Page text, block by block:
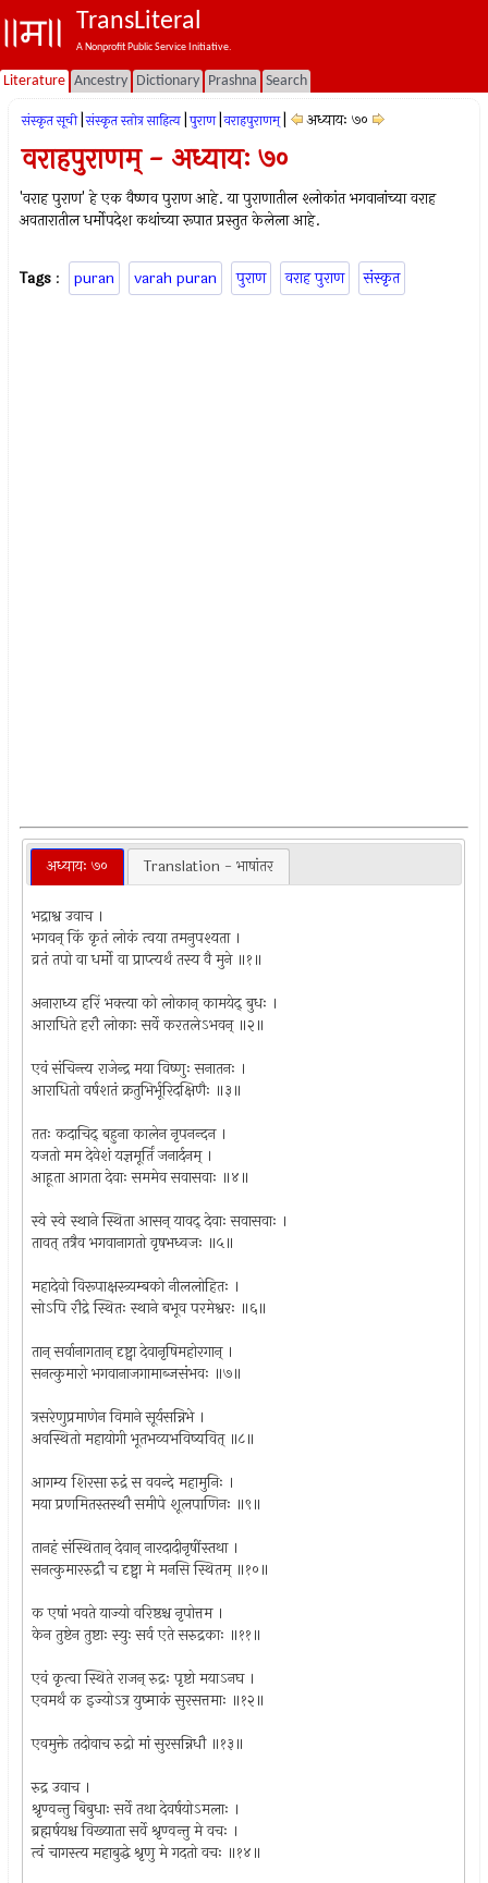
TransLiteral
A Nonprofit Public Service Initiative.
Literature Ancestry Dictionary Prashna Search
संस्कृत सूची संस्कृत स्तोत्र साहित्य पुराण वराहपुराणम् अध्यायः ७०
वराहपुराणम् - अध्यायः ७०
'वराह पुराण' हे एक वैष्णव पुराण आहे. या पुराणातील श्लोकांत भगवानांच्या वराह
अवतारातील धर्मोपदेश कथांच्या रूपात प्रस्तुत केलेला आहे.
Tags : puran varah puran पुराण वराह पुराण संस्कृत
अध्यायः ७० Translation - भाषांतर
भद्राश्व उवाच ।
भगवन् किं कृतं लोकं त्वया तमनुपश्यता ।
व्रतं तपो वा धर्मो वा प्राप्त्यर्थं तस्य वै मुने ॥१॥
अनाराध्य हरिं भक्त्या को लोकान् कामयेद् बुधः ।
आराधिते हरौ लोकाः सर्वे करतलेऽभवन् ॥२॥
एवं संचिन्त्य राजेन्द्र मया विष्णुः सनातनः ।
आराधितो वर्षशतं क्रतुभिर्भूरिदक्षिणैः ॥३॥
ततः कदाचिद् बहुना कालेन नृपनन्दन ।
यजतो मम देवेशं यज्ञमूर्तिं जनार्दनम् ।
आहूता आगता देवाः सममेव सवासवाः ॥४॥
स्वे स्वे स्थाने स्थिता आसन् यावद् देवाः सवासवाः ।
तावत् तत्रैव भगवानागतो वृषभध्वजः ॥५॥
महादेवो विरूपाक्षस्त्र्यम्बको नीललोहितः ।
सोऽपि रौद्रे स्थितः स्थाने बभूव परमेश्वरः ॥६॥
तान् सर्वानागतान् दृष्ट्वा देवानृषिमहोरगान् ।
सनत्कुमारो भगवानाजगामाब्जसंभवः ॥७॥
त्रसरेणुप्रमाणेन विमाने सूर्यसन्निभे ।
अवस्थितो महायोगी भूतभव्यभविष्यवित् ॥८॥
आगम्य शिरसा रुद्रं स ववन्दे महामुनिः ।
मया प्रणमितस्तस्थौ समीपे शूलपाणिनः ॥९॥
तानहं संस्थितान् देवान् नारदादीनृषींस्तथा ।
सनत्कुमाररुद्रौ च दृष्ट्वा मे मनसि स्थितम् ॥१०॥
क एषां भवते याज्यो वरिष्ठश्च नृपोत्तम ।
केन तुष्टेन तुष्टाः स्युः सर्व एते सरुद्रकाः ॥११॥
एवं कृत्वा स्थिते राजन् रुद्रः पृष्टो मयाऽनघ ।
एवमर्थं क इज्योऽत्र युष्माकं सुरसत्तमाः ॥१२॥
एवमुक्ते तदोवाच रुद्रो मां सुरसन्निधौ ॥१३॥
रुद्र उवाच ।
श्रृण्वन्तु बिबुधाः सर्वे तथा देवर्षयोऽमलाः ।
ब्रह्मर्षयश्च विख्याता सर्वे श्रृण्वन्तु मे वचः ।
त्वं चागस्त्य महाबुद्धे श्रृणु मे गदतो वचः ॥१४॥